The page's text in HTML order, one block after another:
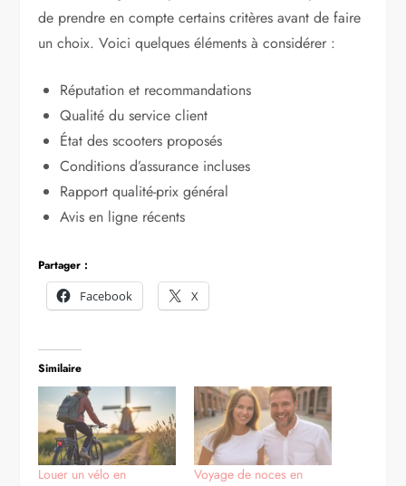
de prendre en compte certains critères avant de faire
un choix. Voici quelques éléments à considérer :
Réputation et recommandations
Qualité du service client
État des scooters proposés
Conditions d’assurance incluses
Rapport qualité-prix général
Avis en ligne récents
Partager :
Facebook
X
Similaire
Louer un vélo en
Voyage de noces en